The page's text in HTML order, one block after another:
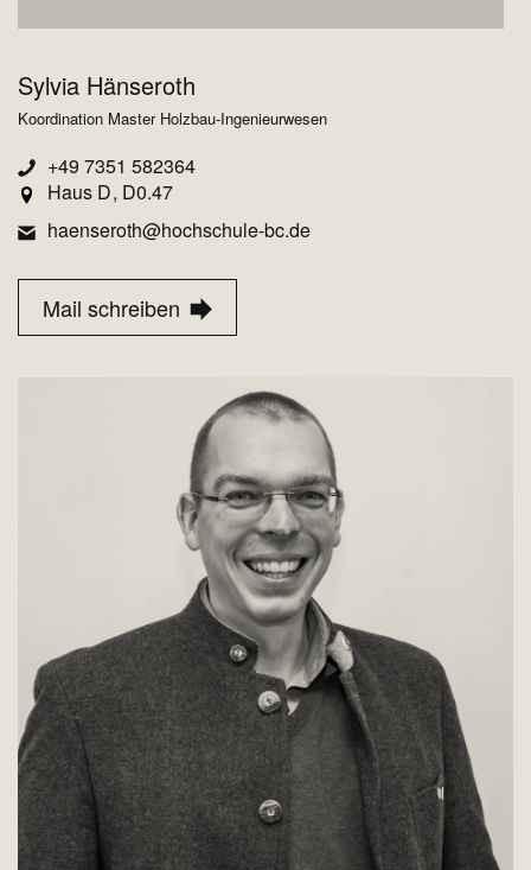
Sylvia Hänseroth
Koordination Master Holzbau-Ingenieurwesen
+49 7351 582364
Haus D D0.47
haenseroth@hochschule-bc.de
Mail schreiben